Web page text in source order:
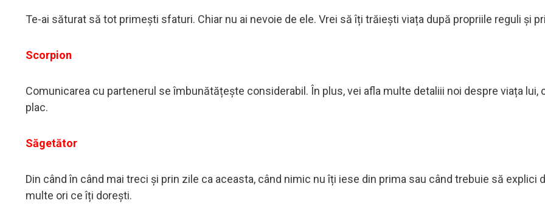
Te-ai săturat să tot primești sfaturi. Chiar nu ai nevoie de ele. Vrei să îți trăiești viața după propriile reguli și
Scorpion
Comunicarea cu partenerul se îmbunătățește considerabil. În plus, vei afla multe detaliii noi despre viața lui,
plac.
Săgetător
Din când în când mai treci și prin zile ca aceasta, când nimic nu îți iese din prima sau când trebuie să explici
multe ori ce îți dorești.